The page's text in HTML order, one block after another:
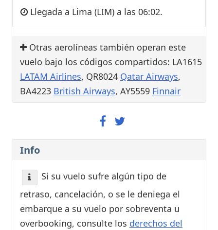
Llegada a Lima (LIM) a las 06:02.
Otras aerolíneas también operan este
vuelo bajo los códigos compartidos: LA1615
LATAM Airlines, QR8024 Qatar Airways,
BA4223 British Airways, AY5559 Finnair
Info
Si su vuelo sufre algún tipo de
retraso, cancelación, o se le deniega el
embarque a su vuelo por sobreventa u
overbooking, consulte los derechos del